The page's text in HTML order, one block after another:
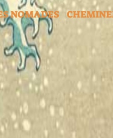
NOMADES